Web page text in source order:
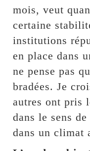
mois, veut
certaine
institutions
en place dans
ne pense pas
bradées. Je
autres ont pris
dans le sens
dans un climat